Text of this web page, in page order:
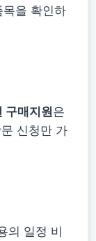
을 확인하
구매지원은
신청만 가
의 일정 비